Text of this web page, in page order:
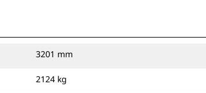
3201 mm
2124 kg